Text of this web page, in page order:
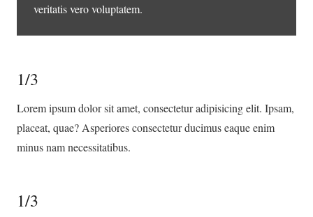
veritatis vero voluptatem.
1/3
Lorem ipsum dolor sit amet, consectetur adipisicing elit. Ipsam,
placeat, quae? Asperiores consectetur ducimus eaque enim
minus nam necessitatibus.
1/3